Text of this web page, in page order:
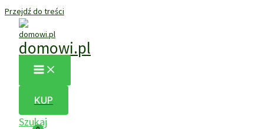
Przejdź do treści
domowi.pl
KUP
Szukaj